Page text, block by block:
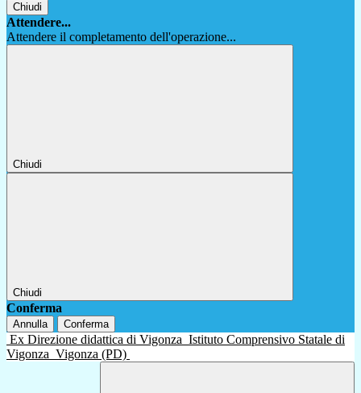
Chiudi
Attendere...
Attendere il completamento dell'operazione...
Chiudi
Chiudi
Conferma
Annulla Conferma
Ex Direzione didattica di Vigonza Istituto Comprensivo Statale di
Vigonza Vigonza (PD)